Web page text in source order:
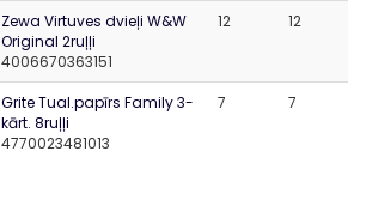
Zewa Virtuves dvieļi W&W
Original 2ruļļi
4006670363151
12 12
Grite Tual.papīrs Family 3-
kārt. 8ruļļi
4770023481013
7 7